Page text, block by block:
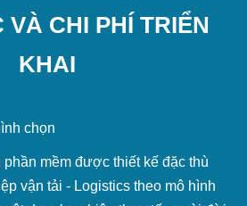
CHI PHÍ TRIỂN
KHAI
chọn
phần mềm được thiết kế đặc thù
vận tải - Logistics theo mô hình